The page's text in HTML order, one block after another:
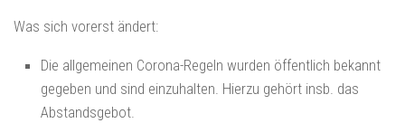
Was sich vorerst ändert:
Die allgemeinen Corona-Regeln wurden öffentlich bekannt
gegeben und sind einzuhalten. Hierzu gehört insb. das
Abstandsgebot.